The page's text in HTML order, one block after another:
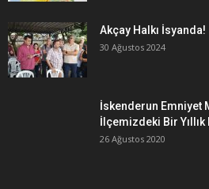
Akçay Halkı İsyanda!
30 Ağustos 2024
İskenderun Emniyet
İlçemizdeki Bir
26 Ağustos 2020